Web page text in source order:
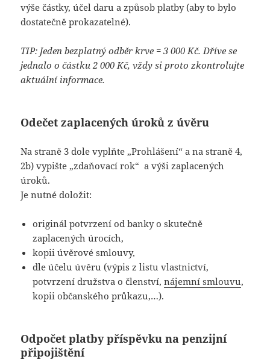
výše částky, účel daru a způsob platby (aby to bylo
dostatečně prokazatelné).
TIP: Jeden bezplatný odběr krve = 3 000 Kč. Dříve se
jednalo o částku 2 000 Kč, vždy si proto zkontrolujte
aktuální informace.
Odečet zaplacených úroků z úvěru
Na straně 3 dole vyplňte „Prohlášení“ a na straně 4,
2b) vypište „zdaňovací rok“ a výši zaplacených
úroků.
Je nutné doložit:
originál potvrzení od banky o skutečně
zaplacených úrocích,
kopii úvěrové smlouvy,
dle účelu úvěru (výpis z listu vlastnictví,
potvrzení družstva o členství,nájemní smlouvu,
kopii občanského průkazu,…).
Odpočet platby příspěvku na penzijní
připojištění